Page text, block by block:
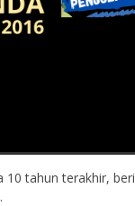
10 tahun terakhir,